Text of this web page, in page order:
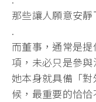
那些讓人願意安靜
.
而董事，通常是
項，未必只是參與
她本身就具備「
候，最重要的恰恰